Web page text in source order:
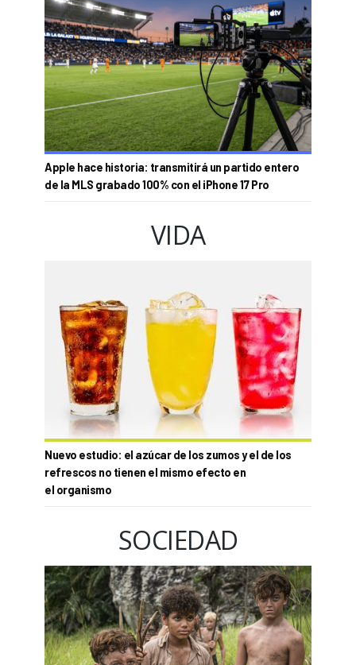
Apple hace historia: transmitirá un partido entero
de la MLS grabado 100% con el iPhone 17 Pro
VIDA
Nuevo estudio: el azúcar de los zumos y el de los
refrescos no tienen el mismo efecto en
el organismo
SOCIEDAD